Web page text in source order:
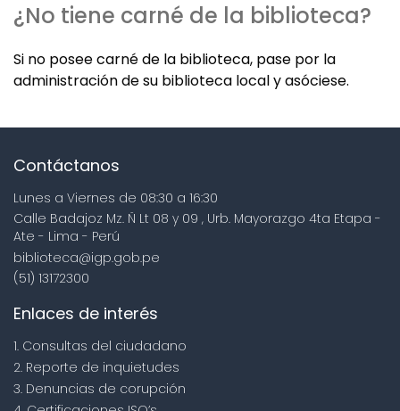
¿No tiene carné de la biblioteca?
Si no posee carné de la biblioteca, pase por la
administración de su biblioteca local y asóciese.
Contáctanos
Lunes a Viernes de 08:30 a 16:30
Calle Badajoz Mz. Ñ Lt 08 y 09 , Urb. Mayorazgo 4ta Etapa -
Ate - Lima - Perú
biblioteca@igp.gob.pe
(51) 13172300
Enlaces de interés
1. Consultas del ciudadano
2. Reporte de inquietudes
3. Denuncias de corupción